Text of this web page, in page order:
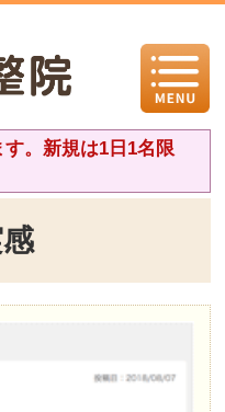
。新規は1日1名限